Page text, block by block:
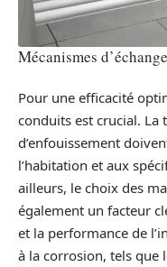
Mécanismes
Pour une efficacité
conduits est crucial.
d’enfouissement
l’habitation et aux
ailleurs, le choix des
également un facteur
et la performance de
à la corrosion, tels que